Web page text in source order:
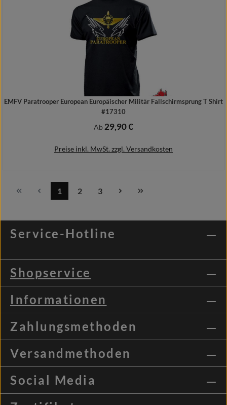
EMFV Paratrooper European Europäischer Militär Fallschirmsprung T Shirt
#17310
Regulärer Preis:
Ab 29,90 €
Preise inkl. MwSt. zzgl. Versandkosten
Seite
1
Seite
2
Seite
3
Service-Hotline
Shopservice
Informationen
Zahlungsmethoden
Versandmethoden
Social Media